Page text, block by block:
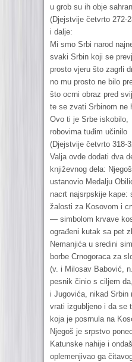
u grob su ih obje
(Djejstvije četvrto 272-
i dalje:
Mi smo Srbi narod
svaki Srbin koji se
prosto vjeru što zagrli
no mu prosto ne bilo
što ocrni obraz pred
te se zvati Srbinom ne
Ovo ti je Srbe iskobilo,
robovima tuđim učinilo
(Djejstvije četvrto 318-
Valja ovde dodati dva
književnog dela:
ustanovio Medalju
nacrt najsrpskije kape:
žalosti za Kosovom i
— simbolom krvave
ograđeni kutak sa pet
Nemanjića u sredini
borbe Crnogoraca za
(v. i Milosav Babović,
pesnik činio s ciljem
i Jugovića, nikad Srbin
vrati izgubljeno i da se
koja je posrnula na
Njegoš je srpstvo
Katunske nahije i
oplemenjivao ga